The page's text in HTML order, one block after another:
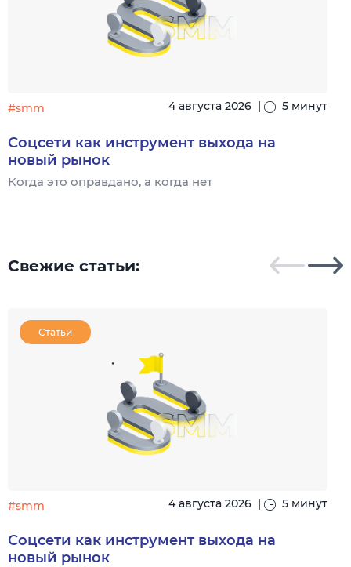
#smm 4 августа 2026 | 5 минут
Соцсети как инструмент выхода на
новый рынок
Когда это оправдано, а когда нет
Свежие статьи:
Статьи
#smm 4 августа 2026 | 5 минут
Соцсети как инструмент выхода на
новый рынок